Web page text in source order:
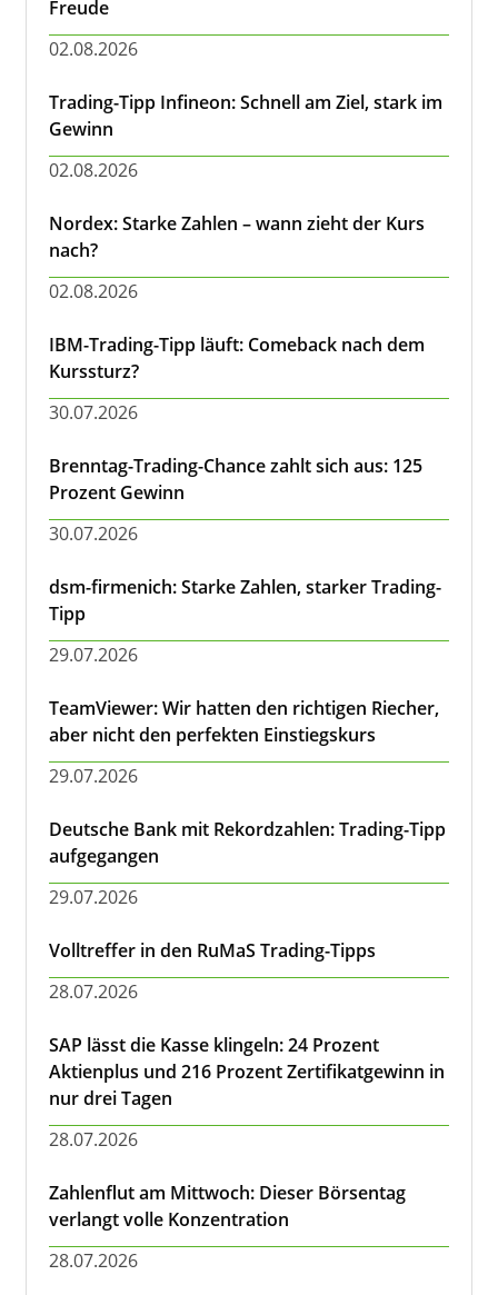
Freude
02.08.2026
Trading-Tipp Infineon: Schnell am Ziel, stark im
Gewinn
02.08.2026
Nordex: Starke Zahlen – wann zieht der Kurs
nach?
02.08.2026
IBM-Trading-Tipp läuft: Comeback nach dem
Kurssturz?
30.07.2026
Brenntag-Trading-Chance zahlt sich aus: 125
Prozent Gewinn
30.07.2026
dsm-firmenich: Starke Zahlen, starker Trading-
Tipp
29.07.2026
TeamViewer: Wir hatten den richtigen Riecher,
aber nicht den perfekten Einstiegskurs
29.07.2026
Deutsche Bank mit Rekordzahlen: Trading-Tipp
aufgegangen
29.07.2026
Volltreffer in den RuMaS Trading-Tipps
28.07.2026
SAP lässt die Kasse klingeln: 24 Prozent
Aktienplus und 216 Prozent Zertifikatgewinn in
nur drei Tagen
28.07.2026
Zahlenflut am Mittwoch: Dieser Börsentag
verlangt volle Konzentration
28.07.2026